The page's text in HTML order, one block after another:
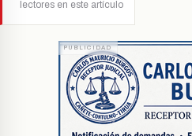
lectores en este artículo